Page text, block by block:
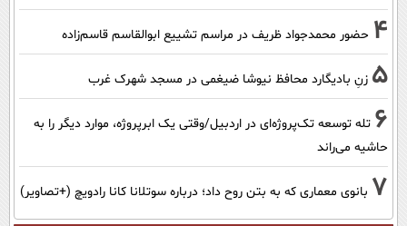
4 حضور محمدجواد ظریف در مراسم تشییع ابوالقاسم قاسم‌زاده
5 زنِ بادیگارد محافظ نیوشا ضیغمی در مسجد شهرک غرب
6 تله توسعه تک‌پروژه‌ای در اردبیل/وقتی یک ابرپروژه، موارد دیگر را به
حاشیه می‌راند
7 بانوی معماری که به بتن روح داد؛ درباره سوتلانا کانا رادویچ (+تصاویر)